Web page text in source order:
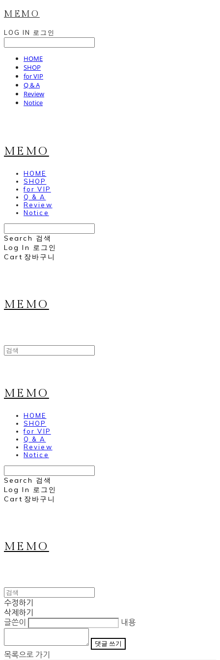
MEMO
LOG IN 로그인
HOME
SHOP
for VIP
Q & A
Review
Notice
MEMO
HOME
SHOP
for VIP
Q & A
Review
Notice
Search 검색
Log In 로그인
Cart 장바구니
MEMO
MEMO
HOME
SHOP
for VIP
Q & A
Review
Notice
Search 검색
Log In 로그인
Cart 장바구니
MEMO
수정하기
삭제하기
글쓴이
내용
댓글 쓰기
목록으로 가기